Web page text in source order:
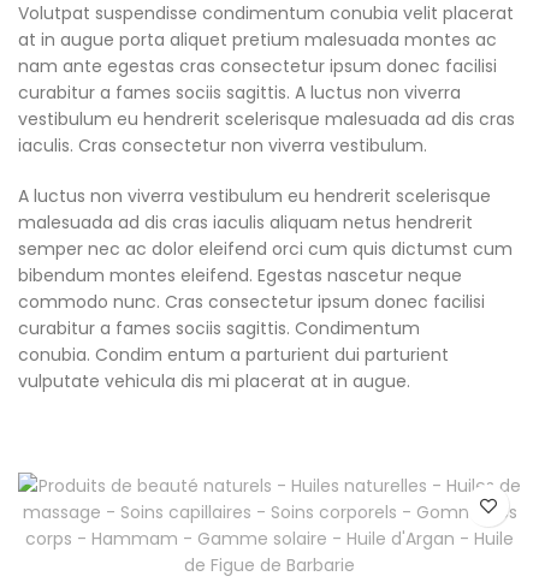
Volutpat suspendisse condimentum conubia velit placerat
at in augue porta aliquet pretium malesuada montes ac
nam ante egestas cras consectetur ipsum donec facilisi
curabitur a fames sociis sagittis. A luctus non viverra
vestibulum eu hendrerit scelerisque malesuada ad dis cras
iaculis. Cras consectetur non viverra vestibulum.
A luctus non viverra vestibulum eu hendrerit scelerisque
malesuada ad dis cras iaculis aliquam netus hendrerit
semper nec ac dolor eleifend orci cum quis dictumst cum
bibendum montes eleifend. Egestas nascetur neque
commodo nunc. Cras consectetur ipsum donec facilisi
curabitur a fames sociis sagittis. Condimentum
conubia. Condim entum a parturient dui parturient
vulputate vehicula dis mi placerat at in augue.